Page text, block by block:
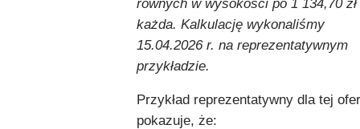
równych w wysokości po 1 134,70 zł
każda. Kalkulację wykonaliśmy
15.04.2026 r. na reprezentatywnym
przykładzie.
Przykład reprezentatywny dla tej
pokazuje, że: